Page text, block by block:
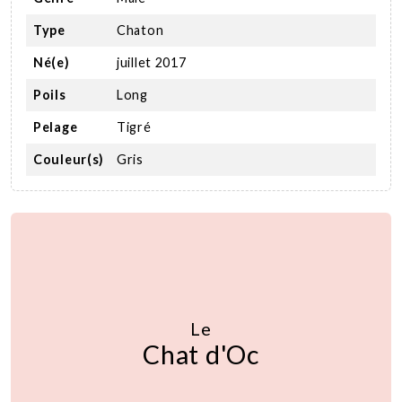
Type Chaton
Né(e) juillet 2017
Poils Long
Pelage Tigré
Couleur(s) Gris
Le
Chat d'Oc